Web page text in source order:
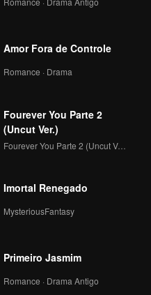
172
174
VIP
178
VIP
180
Amor Fora de Controle
Romance · Drama
Fourever You Parte 2
(Uncut Ver.)
Fourever You Parte 2 (Uncut Ver.)
Imortal Renegado
MysteriousFantasy
Primeiro Jasmim
Romance · Drama Antigo